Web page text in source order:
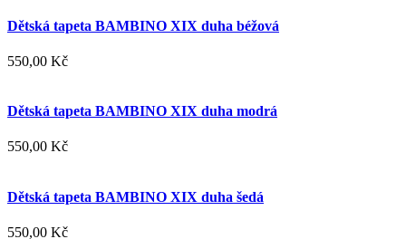
Dětská tapeta BAMBINO XIX duha béžová
550,00 Kč
Dětská tapeta BAMBINO XIX duha modrá
550,00 Kč
Dětská tapeta BAMBINO XIX duha šedá
550,00 Kč